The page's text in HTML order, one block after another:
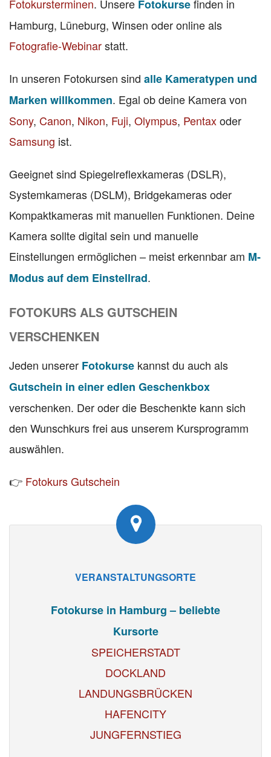
Fotokursterminen. Unsere Fotokursefinden in
Hamburg, Lüneburg, Winsen oder online als
Fotografie-Webinarstatt.
In unseren Fotokursen sind alle Kameratypen und
Marken willkommen. Egal ob deine Kamera von
Sony, Canon, Nikon, Fuji, Olympus, Pentaxoder
Samsung ist.
Geeignet sind Spiegelreflexkameras (DSLR),
Systemkameras (DSLM), Bridgekameras oder
Kompaktkameras mit manuellen Funktionen. Deine
Kamera sollte digital sein und manuelle
Einstellungen ermöglichen – meist erkennbar am M-
Modus auf dem Einstellrad.
FOTOKURS ALS GUTSCHEIN
VERSCHENKEN
Jeden unserer Fotokurse kannst du auch als
Gutschein in einer edlen Geschenkbox
verschenken. Der oder die Beschenkte kann sich
den Wunschkurs frei aus unserem Kursprogramm
auswählen.
👉 Fotokurs Gutschein
VERANSTALTUNGSORTE
Fotokurse in Hamburg – beliebte
Kursorte
SPEICHERSTADT
DOCKLAND
LANDUNGSBRÜCKEN
HAFENCITY
JUNGFERNSTIEG